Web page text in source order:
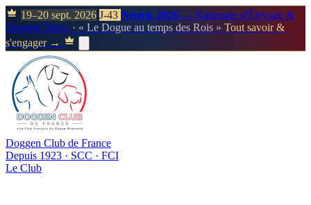
19–20 sept. 2026 J-43 Neuvic 2026 — Nationale d'Élevage &
Doggen Show · « Le Dogue au temps des Rois » Tout savoir &
s'engager →
Doggen Club de France
Depuis 1923 · SCC · FCI
Le Club